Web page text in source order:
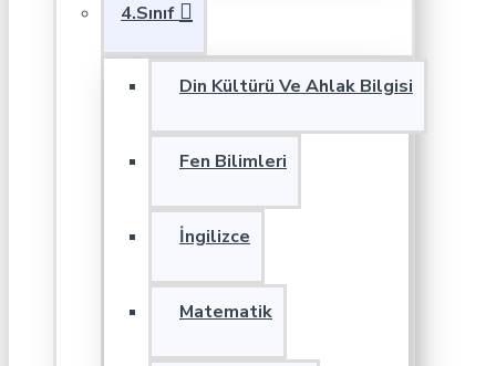
4.Sınıf
Din Kültürü Ve Ahlak Bilgisi
Fen Bilimleri
İngilizce
Matematik